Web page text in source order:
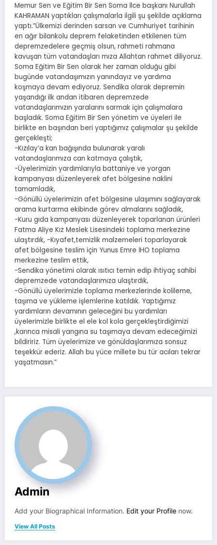
Memur Sen ve Eğitim Bir Sen Soma İlce başkanı Nurullah
KAHRAMAN yaptıkları çalışmalarla ilgili şu şekilde açıklama
yaptı.”Ülkemizi derinden sarsan ve Cumhuriyet tarihinin
en ağır bilankolu deprem felaketinden etkilenen tüm
depremzedelere geçmiş olsun, rahmeti rahmana
kavuşan tüm vatandaşları mıza Allahtan rahmet diliyoruz.
Soma Eğitim Bir Sen olarak her zaman olduğu gibi
bugünde vatandaşımızın yanındayız ve yardıma
koşmaya devam ediyoruz. Sendika olarak depremin
yaşandığı ilk andan itibaren depremzede
vatandaşlarımızın yaralarını sarmak için çalışmalara
başladık. Soma Eğitim Bir Sen yönetim ve üyeleri ile
birlikte en başından beri yaptığımız çalışmalar şu şekilde
gerçekleşti;
-Kızılay’a kan bağışında bulunarak yaralı
vatandaşlarımıza can katmaya çalıştık,
-Üyelerimizin yardımlarıyla battaniye ve yorgan
kampanyası düzenleyerek afet bölgesine naklini
tamamladık,
-Gönüllü üyelerimizin afet bölgesine ulaşımını sağlayarak
arama kurtarma ekibinde görev almalarını sağladık,
-Kuru gıda kampanyası düzenleyerek toparlanan ürünleri
Fatma Aliye Kız Meslek Lisesindeki toplama merkezine
ulaştırdık, -Kıyafet,temizlik malzemeleri toparlayarak
afet bölgesine teslim için Yunus Emre İHO toplama
merkezine teslim ettik,
-Sendika yönetimi olarak ısıtıcı temin edip ihtiyaç sahibi
depremzede vatandaşlarımıza ulaştırdık,
-Gönüllü üyelerimizle toplama merkezlerinde kolileme,
taşıma ve yükleme işlemlerine katıldık. Yaptığımız
yardımların devamının geleceğini bu yardımları
üyelerimizle birlikte el ele kol kola gerçekleştirdiğimizi
,karınca misali yangına su taşımaya devam edeceğimizi
bildiririz. Tüm üyelerimize ve gönüldaşlarımıza sonsuz
teşekkür ederiz. Allah bu yüce millete bu tür acıları tekrar
yaşatmasın.”
Admin
Add your Biographical Information. Edit your Profile now.
View All Posts